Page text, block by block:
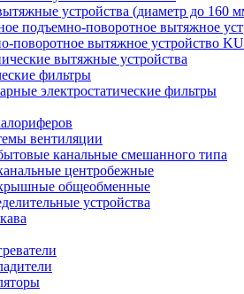
устройства (диаметр до 160
подъемно-поворотное вытяжное
поворотное вытяжное устройство
вытяжные устройства
фильтры
электростатические фильтры
вентиляции
канальные смешанного типа
центробежные
общеобменные
устройства